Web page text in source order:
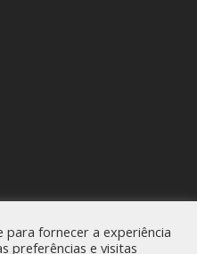
para fornecer a experiência
preferências e visitas